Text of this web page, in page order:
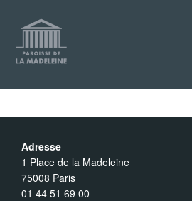
contenu
Adresse
1 Place de la Madeleine
75008 Paris
01 44 51 69 00